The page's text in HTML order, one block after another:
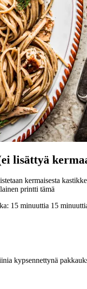
lisättyä
kermaisesta
printti tämä
15 minuuttia 15
kypsennettynä